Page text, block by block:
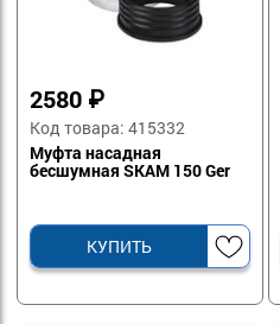
2580 ₽
Код товара: 415332
Муфта насадная
бесшумная SKAM 150 Ger
КУПИТЬ